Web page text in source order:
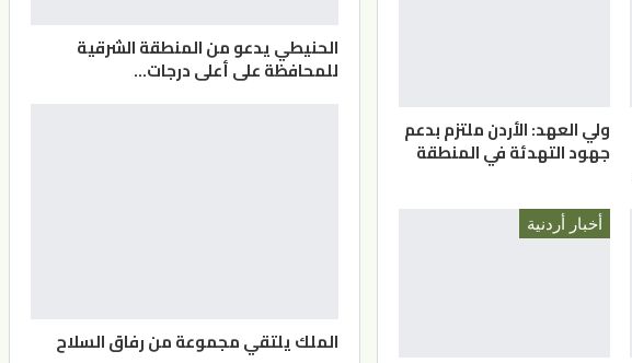
ولي العهد: الأردن ملتزم بدعم
جهود التهدئة في المنطقة
أخبار أردنية
الحنيطي يدعو من المنطقة الشرقية
للمحافظة على أعلى درجات…
الملك يلتقي مجموعة من رفاق السلاح